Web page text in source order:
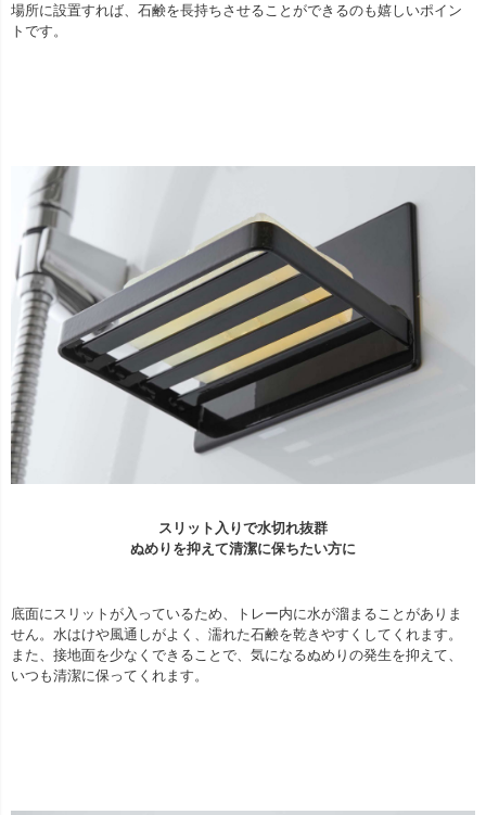
場所に設置すれば、石鹸を長持ちさせることができるのも嬉しいポイン
トです。
スリット入りで水切れ抜群
ぬめりを抑えて清潔に保ちたい方に
底面にスリットが入っているため、トレー内に水が溜まることがありま
せん。水はけや風通しがよく、濡れた石鹸を乾きやすくしてくれます。
また、接地面を少なくできることで、気になるぬめりの発生を抑えて、
いつも清潔に保ってくれます。